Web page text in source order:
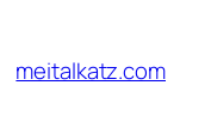
meitalkatz.com